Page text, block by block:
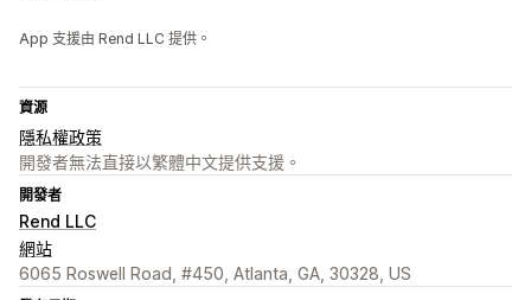
App 支援由 Rend LLC 提供。
資源
隱私權政策
開發者無法直接以繁體中文提供支援。
開發者
Rend LLC
網站
6065 Roswell Road, #450, Atlanta, GA, 30328, US